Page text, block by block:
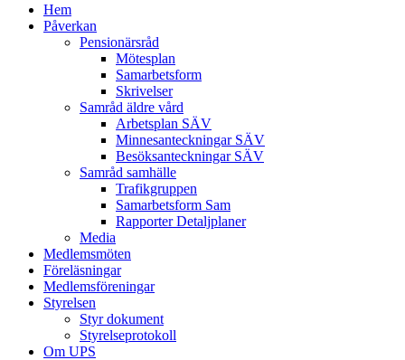
Hem
Påverkan
Pensionärsråd
Mötesplan
Samarbetsform
Skrivelser
Samråd äldre vård
Arbetsplan SÄV
Minnesanteckningar SÄV
Besöksanteckningar SÄV
Samråd samhälle
Trafikgruppen
Samarbetsform Sam
Rapporter Detaljplaner
Media
Medlemsmöten
Föreläsningar
Medlemsföreningar
Styrelsen
Styr dokument
Styrelseprotokoll
Om UPS